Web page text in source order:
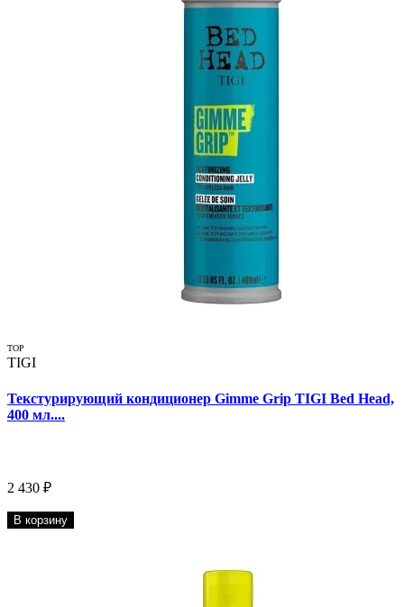
TOP
TIGI
Текстурирующий кондиционер Gimme Grip TIGI Bed Head,
400 мл....
2 430 ₽
В корзину